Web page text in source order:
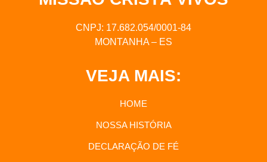
CNPJ: 17.682.054/0001-84
MONTANHA – ES
VEJA MAIS:
HOME
NOSSA HISTÓRIA
DECLARAÇÃO DE FÉ